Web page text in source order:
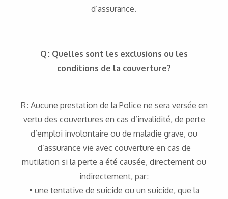
d’assurance.
Q : Quelles sont les exclusions ou les
conditions de la couverture?
R : Aucune prestation de la Police ne sera versée en
vertu des couvertures en cas d’invalidité, de perte
d’emploi involontaire ou de maladie grave, ou
d’assurance vie avec couverture en cas de
mutilation si la perte a été causée, directement ou
indirectement, par :
• une tentative de suicide ou un suicide, que la